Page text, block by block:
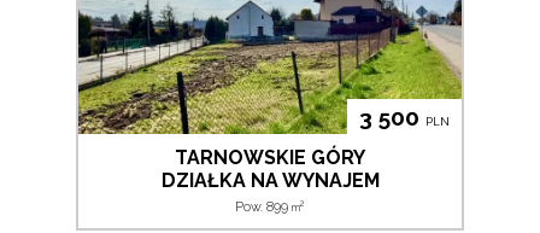
3 500 PLN
TARNOWSKIE GÓRY
DZIAŁKA NA WYNAJEM
Pow. 899 m2